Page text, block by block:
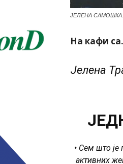
ЈЕЛЕНА САМОШКА...
На кафи
Јелена
• Сем што је
активних